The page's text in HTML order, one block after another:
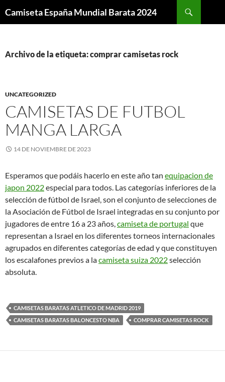
Camiseta España Mundial Barata 2024
Archivo de la etiqueta: comprar camisetas rock
UNCATEGORIZED
CAMISETAS DE FUTBOL
MANGA LARGA
14 DE NOVIEMBRE DE 2023
Esperamos que podáis hacerlo en este año tan equipacion de
japon 2022especial para todos. Las categorías inferiores de la
selección de fútbol de Israel, son el conjunto de selecciones de
la Asociación de Fútbol de Israel integradas en su conjunto por
jugadores de entre 16 a 23 años,camiseta de portugal que
representan a Israel en los diferentes torneos internacionales
agrupados en diferentes categorías de edad y que constituyen
los escalafones previos a lacamiseta suiza 2022selección
absoluta.
CAMISETAS BARATAS ATLETICO DE MADRID 2019
CAMISETAS BARATAS BALONCESTO NBA
COMPRAR CAMISETAS ROCK